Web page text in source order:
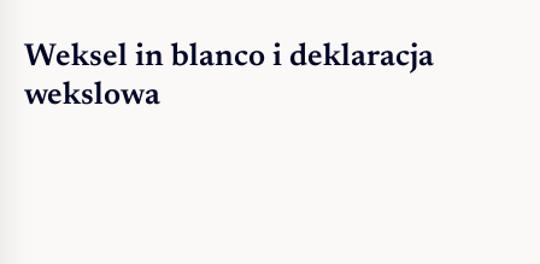
Weksel in blanco i deklaracja
wekslowa